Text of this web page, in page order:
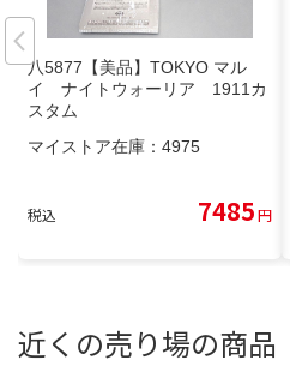
八5877【美品】TOKYO マル
イ ナイトウォーリア 1911カ
スタム
マイストア在庫： 4975
税込 7485円
近くの売り場の商品